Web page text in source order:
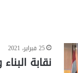
25 فبراير، 2021
نقابة
جديدة في